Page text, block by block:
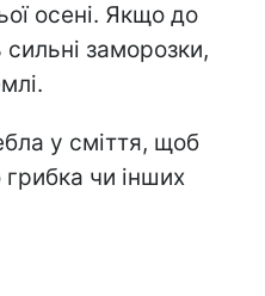
осені. Якщо до
заморозки,
у сміття, щоб
чи інших